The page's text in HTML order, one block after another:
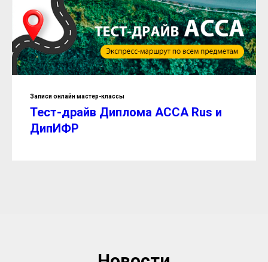
Записи онлайн мастер-классы
Тест-драйв Диплома ACCA Rus и
ДипИФР